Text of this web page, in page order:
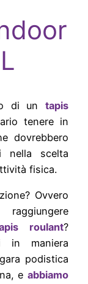
di un tapis
tenere in
dovrebbero
nella scelta
fisica.
Ovvero
roulant?
in maniera
podistica
e abbiamo